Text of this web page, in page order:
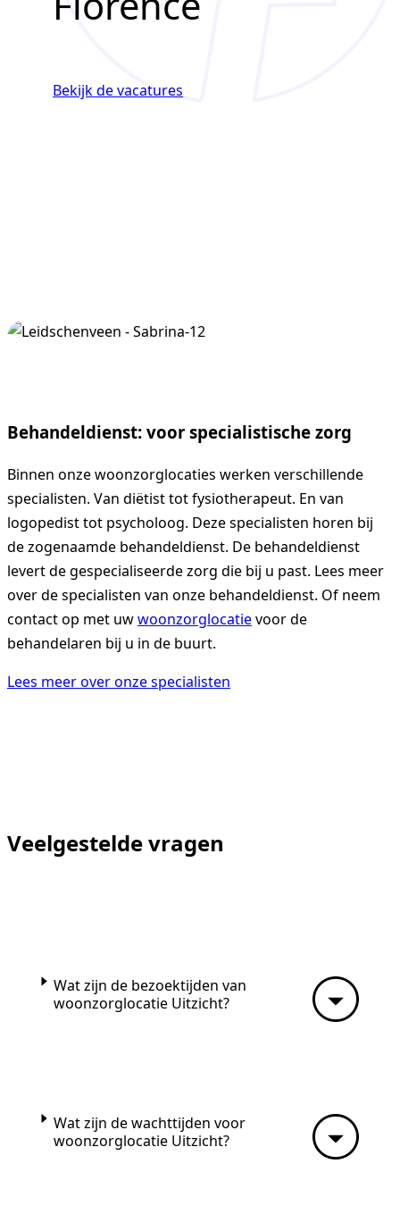
Bekijk de vacatures
Behandeldienst: voor specialistische zorg
Binnen onze woonzorglocaties werken verschillende
specialisten. Van diëtist tot fysiotherapeut. En van
logopedist tot psycholoog. Deze specialisten horen bij
de zogenaamde behandeldienst. De behandeldienst
levert de gespecialiseerde zorg die bij u past. Lees meer
over de specialisten van onze behandeldienst. Of neem
contact op met uwwoonzorglocatievoor de
behandelaren bij u in de buurt.
Lees meer over onze specialisten
Veelgestelde vragen
Wat zijn de bezoektijden van
woonzorglocatie Uitzicht?
Wat zijn de wachttijden voor
woonzorglocatie Uitzicht?